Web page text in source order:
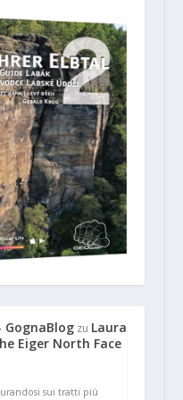
zu Laura
Eiger North Face
sui tratti più